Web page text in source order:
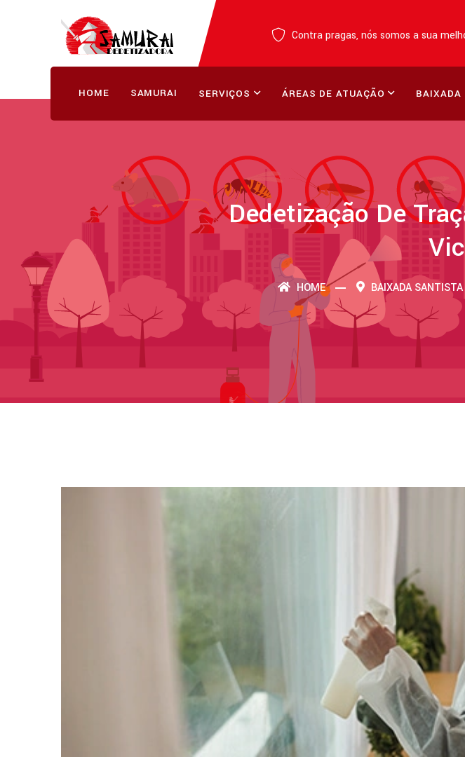
Contra pragas, nós somos a sua
HOME SAMURAI SERVIÇOS ÁREAS DE ATUAÇÃO
Dedetização De
HOME BAIXADA SANTISTA